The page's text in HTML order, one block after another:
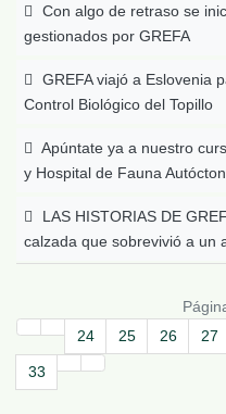
Con algo de retraso se
gestionados por GREFA
GREFA viajó a Eslovenia
Control Biológico del Topillo
Apúntate ya a nuestro
y Hospital de Fauna
LAS HISTORIAS DE
calzada que sobrevivió a un
24 25 26 27
33